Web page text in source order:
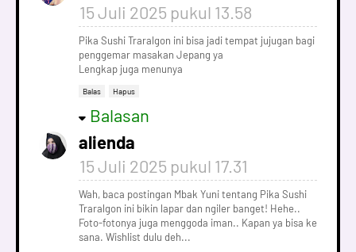
15 Juli 2025 pukul 13.58
Pika Sushi Traralgon ini bisa jadi tempat jujugan bagi
penggemar masakan Jepang ya
Lengkap juga menunya
Balas Hapus
Balasan
alienda
15 Juli 2025 pukul 17.31
Wah, baca postingan Mbak Yuni tentang Pika Sushi
Traralgon ini bikin lapar dan ngiler banget! Hehe..
Foto-fotonya juga menggoda iman.. Kapan ya bisa ke
sana. Wishlist dulu deh...